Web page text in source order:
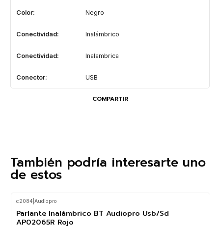
Color: Negro
Conectividad: Inalámbrico
Conectividad: Inalambrica
Conector: USB
COMPARTIR
También podría interesarte uno
de estos
c2084 Audiopro
Parlante Inalámbrico BT Audiopro Usb/Sd
AP02065R Rojo